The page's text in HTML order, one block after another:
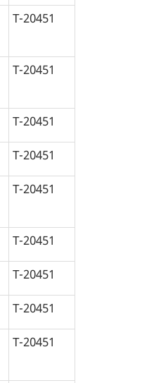
T-20451
T-20451
T-20451
T-20451
T-20451
T-20451
T-20451
T-20451
T-20451